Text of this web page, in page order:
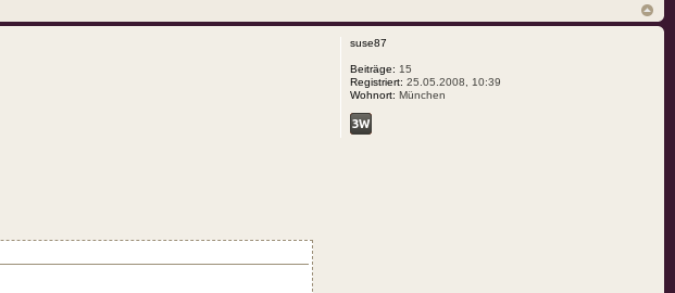
suse87
Beiträge: 15
Registriert: 25.05.2008, 10:39
Wohnort: München